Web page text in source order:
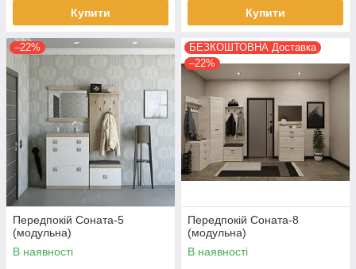
Купити Купити
–22%
Передпокій Соната-5
(модульна)
В наявності
БЕЗКОШТОВНА Доставка
–22%
Передпокій Соната-8
(модульна)
В наявності